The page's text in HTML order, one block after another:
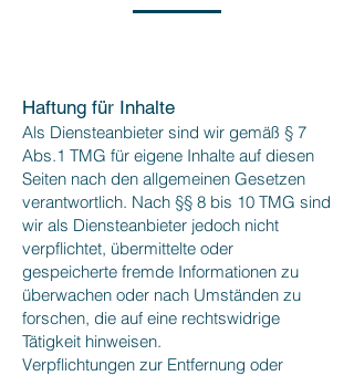
Haftung für Inhalte
Als Diensteanbieter sind wir gemäß § 7
Abs.1 TMG für eigene Inhalte auf diesen
Seiten nach den allgemeinen Gesetzen
verantwortlich. Nach §§ 8 bis 10 TMG sind
wir als Diensteanbieter jedoch nicht
verpflichtet, übermittelte oder
gespeicherte fremde Informationen zu
überwachen oder nach Umständen zu
forschen, die auf eine rechtswidrige
Tätigkeit hinweisen.
Verpflichtungen zur Entfernung oder